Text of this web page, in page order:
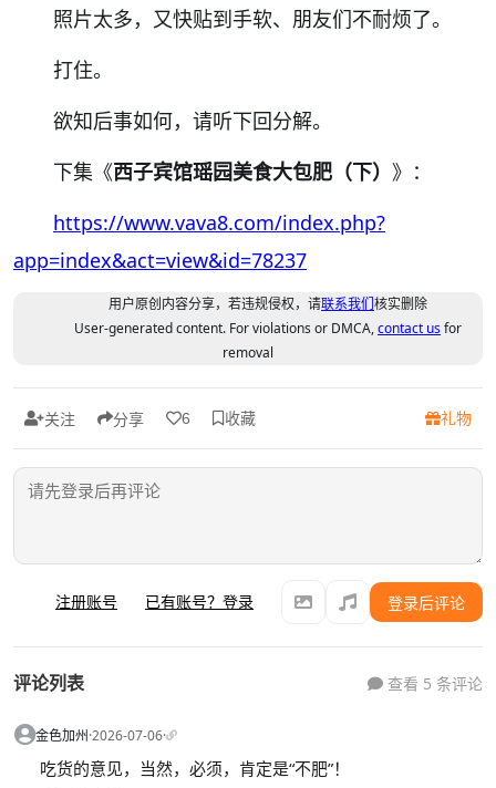
照片太多，又快贴到手软、朋友们不耐烦了。
打住。
欲知后事如何，请听下回分解。
下集《西子宾馆瑶园美食大包肥（下） 》：
https://www.vava8.com/index.php?
app=index&act=view&id=78237
用户原创内容分享，若违规侵权，请联系我们核实删除
User-generated content. For violations or DMCA,contact usfor
removal
关注 分享 6 收藏 礼物
注册账号 已有账号？登录 登录后评论
评论列表 查看 5 条评论
金色加州·2026-07-06·
吃货的意见，当然，必须，肯定是“不肥”！